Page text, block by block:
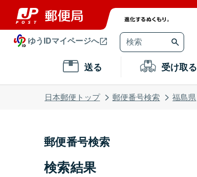
ゆうIDマイページへ
送る 受け取る
日本郵便トップ 郵便番号検索 福島県
郵便番号検索
検索結果